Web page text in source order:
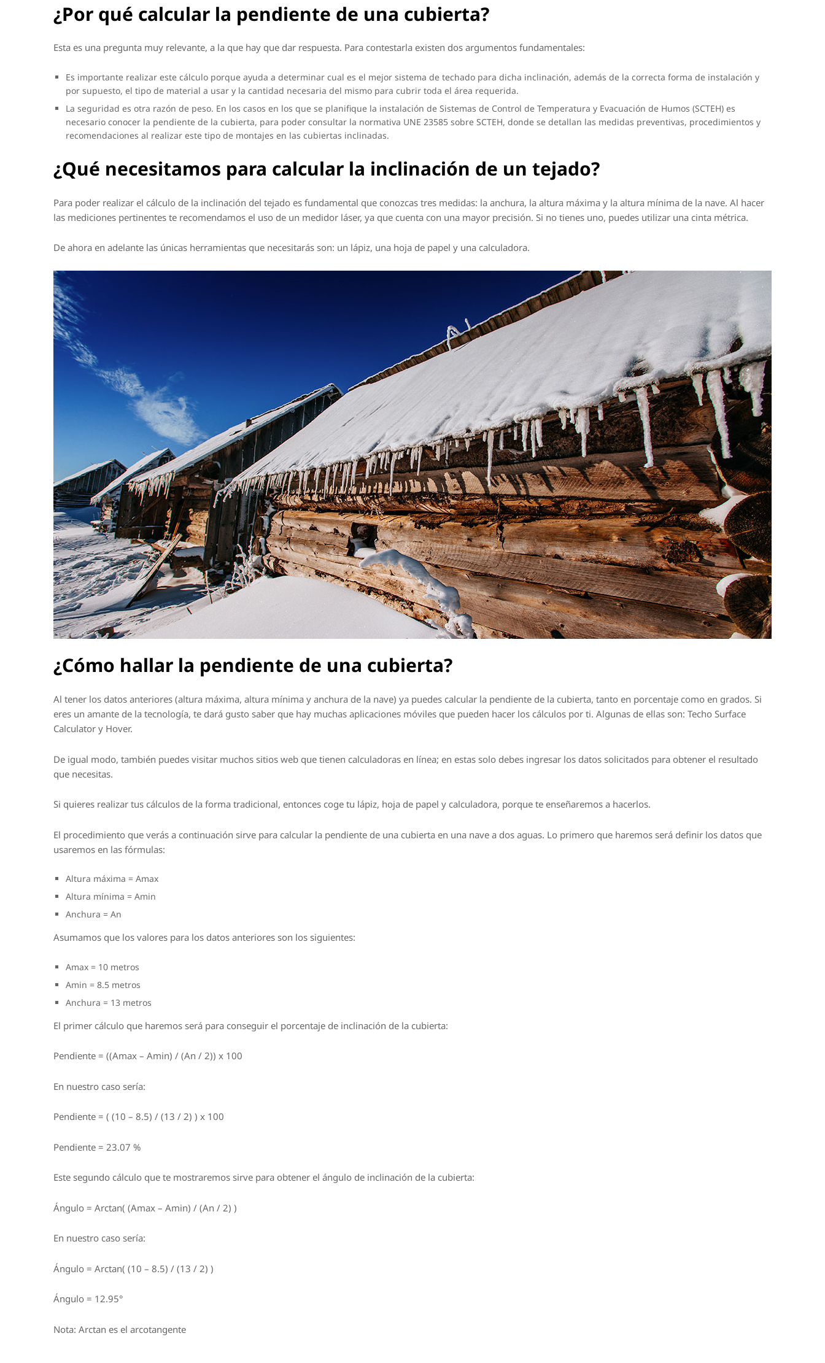
¿Por qué calcular la pendiente de una cubierta?
Esta es una pregunta muy relevante, a la que hay que dar respuesta. Para contestarla existen dos argumentos fundamentales:
Es importante realizar este cálculo porque ayuda a determinar cual es el mejor sistema de techado para dicha inclinación, además de la correcta forma de instalación y
por supuesto, el tipo de material a usar y la cantidad necesaria del mismo para cubrir toda el área requerida.
La seguridad es otra razón de peso. En los casos en los que se planifique la instalación de Sistemas de Control de Temperatura y Evacuación de Humos (SCTEH) es
necesario conocer la pendiente de la cubierta, para poder consultar la normativa UNE 23585 sobre SCTEH, donde se detallan las medidas preventivas, procedimientos y
recomendaciones al realizar este tipo de montajes en las cubiertas inclinadas.
¿Qué necesitamos para calcular la inclinación de un tejado?
Para poder realizar el cálculo de la inclinación del tejado es fundamental que conozcas tres medidas: la anchura, la altura máxima y la altura mínima de la nave. Al hacer
las mediciones pertinentes te recomendamos el uso de un medidor láser, ya que cuenta con una mayor precisión. Si no tienes uno, puedes utilizar una cinta métrica.
De ahora en adelante las únicas herramientas que necesitarás son: un lápiz, una hoja de papel y una calculadora.
¿Cómo hallar la pendiente de una cubierta?
Al tener los datos anteriores (altura máxima, altura mínima y anchura de la nave) ya puedes calcular la pendiente de la cubierta, tanto en porcentaje como en grados. Si
eres un amante de la tecnología, te dará gusto saber que hay muchas aplicaciones móviles que pueden hacer los cálculos por ti. Algunas de ellas son: Techo Surface
Calculator y Hover.
De igual modo, también puedes visitar muchos sitios web que tienen calculadoras en línea; en estas solo debes ingresar los datos solicitados para obtener el resultado
que necesitas.
Si quieres realizar tus cálculos de la forma tradicional, entonces coge tu lápiz, hoja de papel y calculadora, porque te enseñaremos a hacerlos.
El procedimiento que verás a continuación sirve para calcular la pendiente de una cubierta en una nave a dos aguas. Lo primero que haremos será definir los datos que
usaremos en las fórmulas:
Altura máxima = Amax
Altura mínima = Amin
Anchura = An
Asumamos que los valores para los datos anteriores son los siguientes:
Amax = 10 metros
Amin = 8.5 metros
Anchura = 13 metros
El primer cálculo que haremos será para conseguir el porcentaje de inclinación de la cubierta:
Pendiente = ((Amax – Amin) / (An / 2)) x 100
En nuestro caso sería:
Pendiente = ( (10 – 8.5) / (13 / 2) ) x 100
Pendiente = 23.07 %
Este segundo cálculo que te mostraremos sirve para obtener el ángulo de inclinación de la cubierta:
Ángulo = Arctan( (Amax – Amin) / (An / 2) )
En nuestro caso sería:
Ángulo = Arctan( (10 – 8.5) / (13 / 2) )
Ángulo = 12.95°
Nota: Arctan es el arcotangente